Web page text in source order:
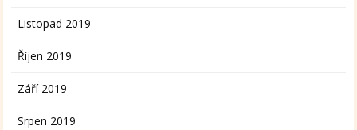
Listopad 2019
Říjen 2019
Září 2019
Srpen 2019